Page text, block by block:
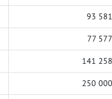
93 581
77 577
141 258
250 000